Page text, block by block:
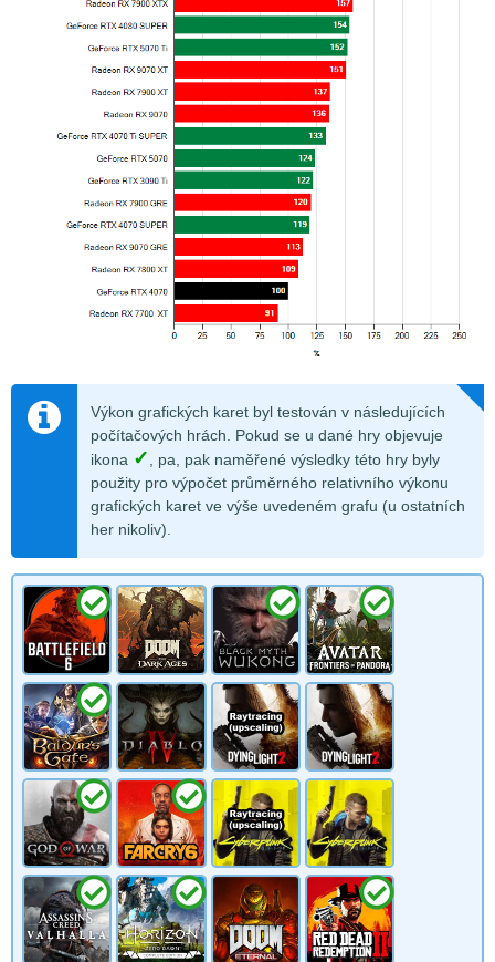
Výkon grafických karet byl testován v následujících
počítačových hrách. Pokud se u dané hry objevuje
ikona ✓, pa, pak naměřené výsledky této hry byly
použity pro výpočet průměrného relativního výkonu
grafických karet ve výše uvedeném grafu (u ostatních
her nikoliv).